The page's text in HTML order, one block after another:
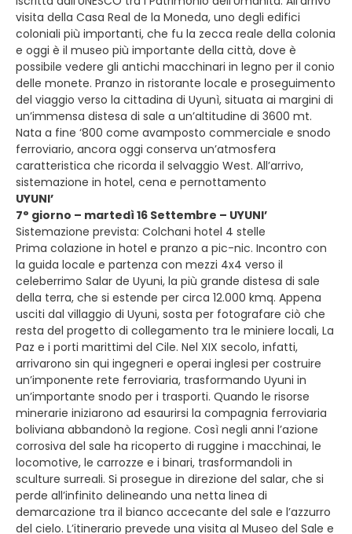
visita della Casa Real de la Moneda, uno degli edifici
coloniali più importanti, che fu la zecca reale della colonia
e oggi è il museo più importante della città, dove è
possibile vedere gli antichi macchinari in legno per il conio
delle monete. Pranzo in ristorante locale e proseguimento
del viaggio verso la cittadina di Uyunì, situata ai margini di
un’immensa distesa di sale a un’altitudine di 3600 mt.
Nata a fine ‘800 come avamposto commerciale e snodo
ferroviario, ancora oggi conserva un’atmosfera
caratteristica che ricorda il selvaggio West. All’arrivo,
sistemazione in hotel, cena e pernottamento
UYUNI’
7° giorno – martedì 16 Settembre – UYUNI’
Sistemazione prevista: Colchani hotel 4 stelle
Prima colazione in hotel e pranzo a pic-nic. Incontro con
la guida locale e partenza con mezzi 4x4 verso il
celeberrimo Salar de Uyuni, la più grande distesa di sale
della terra, che si estende per circa 12.000 kmq. Appena
usciti dal villaggio di Uyuni, sosta per fotografare ciò che
resta del progetto di collegamento tra le miniere locali, La
Paz e i porti marittimi del Cile. Nel XIX secolo, infatti,
arrivarono sin qui ingegneri e operai inglesi per costruire
un’imponente rete ferroviaria, trasformando Uyuni in
un’importante snodo per i trasporti. Quando le risorse
minerarie iniziarono ad esaurirsi la compagnia ferroviaria
boliviana abbandonò la regione. Così negli anni l’azione
corrosiva del sale ha ricoperto di ruggine i macchinai, le
locomotive, le carrozze e i binari, trasformandoli in
sculture surreali. Si prosegue in direzione del salar, che si
perde all’infinito delineando una netta linea di
demarcazione tra il bianco accecante del sale e l’azzurro
del cielo. L’itinerario prevede una visita al Museo del Sale e